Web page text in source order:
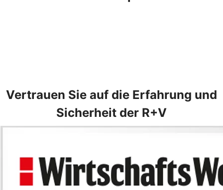
Vertrauen Sie auf die Erfahrung und
Sicherheit der R+V